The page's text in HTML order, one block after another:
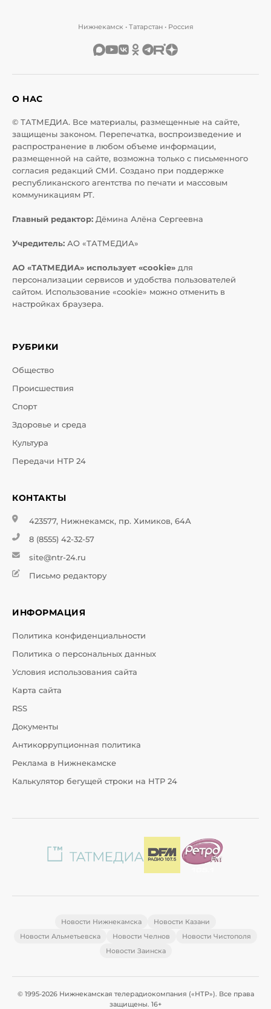
Нижнекамск • Татарстан • Россия
О НАС
© ТАТМЕДИА. Все материалы, размещенные на сайте,
защищены законом. Перепечатка, воспроизведение и
распространение в любом объеме информации,
размещенной на сайте, возможна только с письменного
согласия редакций СМИ. Создано при поддержке
республиканского агентства по печати и массовым
коммуникациям РТ.
Главный редактор: Дёмина Алёна Сергеевна
Учредитель: АО «ТАТМЕДИА»
АО «ТАТМЕДИА» использует «cookie» для
персонализации сервисов и удобства пользователей
сайтом. Использование «cookie» можно отменить в
настройках браузера.
РУБРИКИ
Общество
Происшествия
Спорт
Здоровье и среда
Культура
Передачи НТР 24
КОНТАКТЫ
423577, Нижнекамск, пр. Химиков, 64А
8 (8555) 42-32-57
site@ntr-24.ru
Письмо редактору
ИНФОРМАЦИЯ
Политика конфиденциальности
Политика о персональных данных
Условия использования сайта
Карта сайта
RSS
Документы
Антикоррупционная политика
Реклама в Нижнекамске
Калькулятор бегущей строки на НТР 24
Новости Нижнекамска
Новости Казани
Новости Альметьевска
Новости Челнов
Новости Чистополя
Новости Заинска
© 1995-2026 Нижнекамская телерадиокомпания («НТР»). Все права
защищены. 16+